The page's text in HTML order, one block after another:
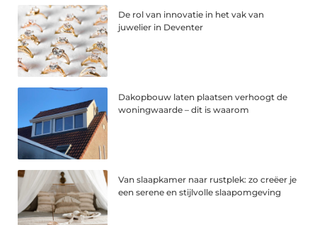
De rol van innovatie in het vak van
juwelier in Deventer
Dakopbouw laten plaatsen verhoogt de
woningwaarde – dit is waarom
Van slaapkamer naar rustplek: zo creëer je
een serene en stijlvolle slaapomgeving